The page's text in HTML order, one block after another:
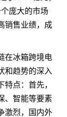
庞大的市场
销售业绩，成
在冰箱跨境电
和趋势的深入
点：首先，
、智能等要素
激烈，国内外